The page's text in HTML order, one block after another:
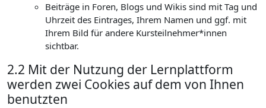
Beiträge in Foren, Blogs und Wikis sind mit Tag und
Uhrzeit des Eintrages, Ihrem Namen und ggf. mit
Ihrem Bild für andere Kursteilnehmer*innen
sichtbar.
2.2 Mit der Nutzung der Lernplattform
werden zwei Cookies auf dem von Ihnen
benutzten